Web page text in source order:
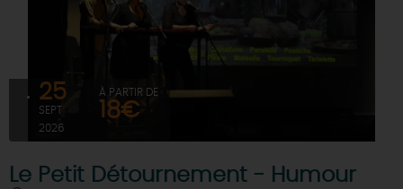
25
SEPT
2026
À PARTIR DE
18€
Le Petit Détournement - Humour